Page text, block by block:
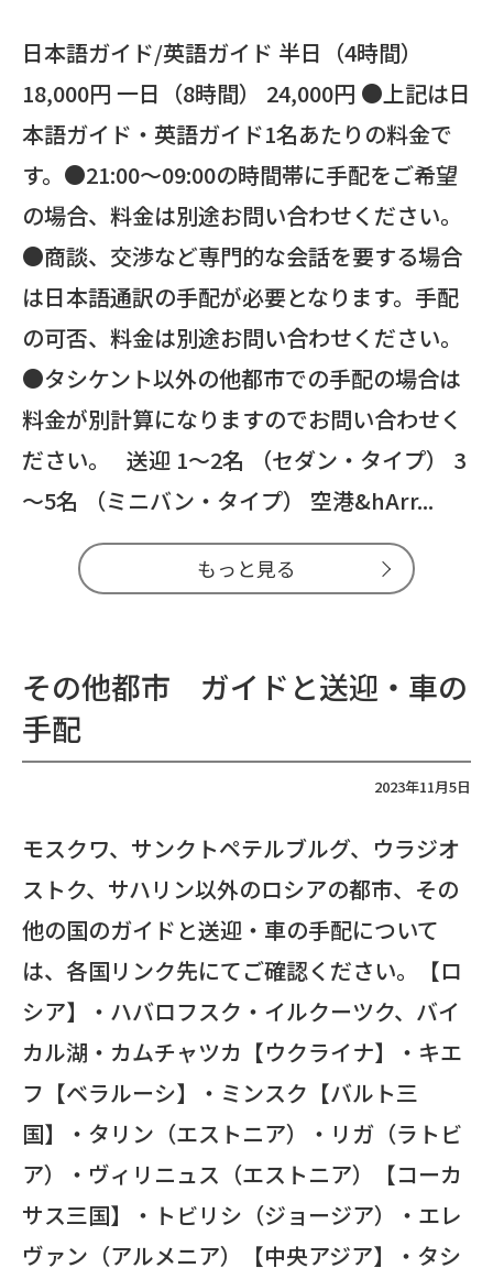
日本語ガイド/英語ガイド 半日（4時間）
18,000円 一日（8時間） 24,000円 ●上記は日
本語ガイド・英語ガイド1名あたりの料金で
す。●21:00～09:00の時間帯に手配をご希望
の場合、料金は別途お問い合わせください。
●商談、交渉など専門的な会話を要する場合
は日本語通訳の手配が必要となります。手配
の可否、料金は別途お問い合わせください。
●タシケント以外の他都市での手配の場合は
料金が別計算になりますのでお問い合わせく
ださい。 送迎 1～2名 （セダン・タイプ） 3
～5名 （ミニバン・タイプ） 空港&hArr...
もっと見る
その他都市 ガイドと送迎・車の
手配
2023年11月5日
モスクワ、サンクトペテルブルグ、ウラジオ
ストク、サハリン以外のロシアの都市、その
他の国のガイドと送迎・車の手配について
は、各国リンク先にてご確認ください。【ロ
シア】・ハバロフスク・イルクーツク、バイ
カル湖・カムチャツカ【ウクライナ】・キエ
フ【ベラルーシ】・ミンスク【バルト三
国】・タリン（エストニア）・リガ（ラトビ
ア）・ヴィリニュス（エストニア）【コーカ
サス三国】・トビリシ（ジョージア）・エレ
ヴァン（アルメニア）【中央アジア】・タシ